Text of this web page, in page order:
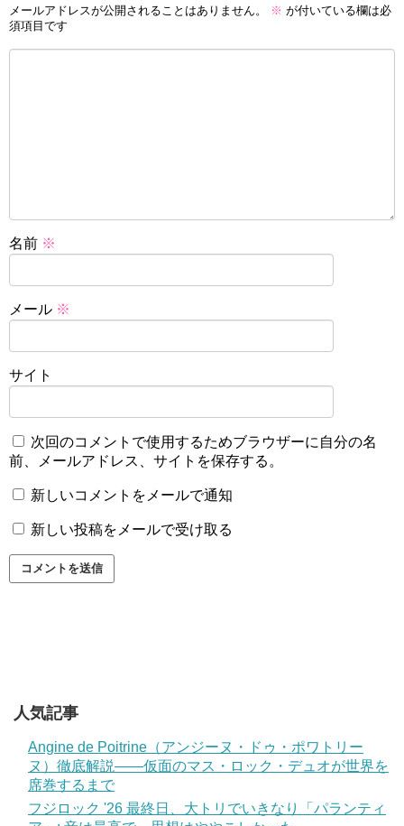
メールアドレスが公開されることはありません。 ※ が付いている欄は必
須項目です
名前 ※
メール ※
サイト
次回のコメントで使用するためブラウザーに自分の名
前、メールアドレス、サイトを保存する。
新しいコメントをメールで通知
新しい投稿をメールで受け取る
人気記事
Angine de Poitrine（アンジーヌ・ドゥ・ポワトリー
ヌ）徹底解説——仮面のマス・ロック・デュオが世界を
席巻するまで
フジロック '26 最終日、大トリでいきなり「パランティ